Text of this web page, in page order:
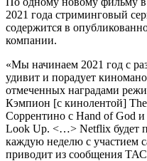
2021 года стриминговый
содержится в
компании.
«Мы начинаем 2021 год с
удивит и порадует
отмеченных наградами
Кэмпион [с кинолентой]
Соррентино c Hand of God
Look Up. <…> Netflix будет
каждую неделю с участием
приводит из сообщения